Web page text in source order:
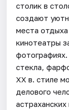
столик в
создают
места
кинотеатры
стекла,
XX в. стиле
делового